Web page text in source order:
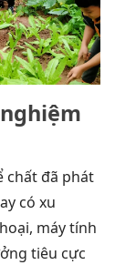
chất đã phát
có xu
máy tính
tiêu cực